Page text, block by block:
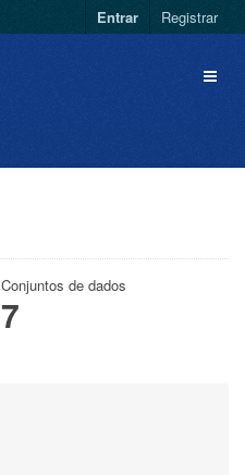
Entrar Registrar
Conjuntos de dados
7